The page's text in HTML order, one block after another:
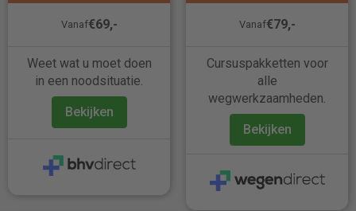
Vanaf€69,-
Weet wat u moet doen
in een noodsituatie.
Bekijken
Vanaf€79,-
Cursuspakketten voor
alle
wegwerkzaamheden.
Bekijken